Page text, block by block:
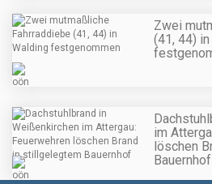
Zwei
(41, 44)
im
löschen